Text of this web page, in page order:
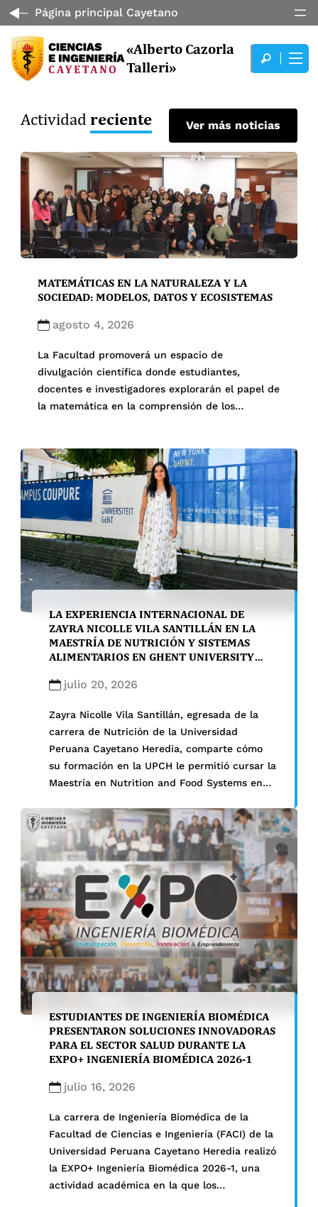
Página principal Cayetano
«Alberto Cazorla
Talleri»
Actividadreciente Ver más noticias
MATEMÁTICAS EN LA NATURALEZA Y LA
SOCIEDAD: MODELOS, DATOS Y ECOSISTEMAS
agosto 4, 2026
La Facultad promoverá un espacio de
divulgación científica donde estudiantes,
docentes e investigadores explorarán el papel de
la matemática en la comprensión de los
Departamento Académico de Ciencias Exactas
de la Facultad organizará la charla de
divulgación científica «Matemáticas en la
Naturaleza y […]
LA EXPERIENCIA INTERNACIONAL DE
ZAYRA NICOLLE VILA SANTILLÁN EN LA
MAESTRÍA DE NUTRICIÓN Y SISTEMAS
ALIMENTARIOS EN GHENT UNIVERSITY
julio 20, 2026
Zayra Nicolle Vila Santillán, egresada de la
carrera de Nutrición de la Universidad
Peruana Cayetano Heredia, comparte cómo
su formación en la UPCH le permitió cursar la
Maestría en Nutrition and Food Systems en
visión interdisciplinaria de la nutrición, la
investigación y los sistemas alimentarios. La
internacionalización representa una
oportunidad […]
ESTUDIANTES DE INGENIERÍA BIOMÉDICA
PRESENTARON SOLUCIONES INNOVADORAS
PARA EL SECTOR SALUD DURANTE LA
EXPO+ INGENIERÍA BIOMÉDICA 2026-1
julio 16, 2026
La carrera de Ingeniería Biomédica de la
Facultad de Ciencias e Ingeniería (FACI) de la
Universidad Peruana Cayetano Heredia realizó
la EXPO+ Ingeniería Biomédica 2026-1, una
actividad académica en la que los